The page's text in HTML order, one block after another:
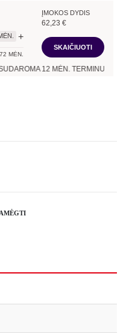
+
72 MĖN.
ĮMOKOS DYDIS
62,23 €
SKAIČIUOTI
12MĖN. TERMINUI, METINĖ